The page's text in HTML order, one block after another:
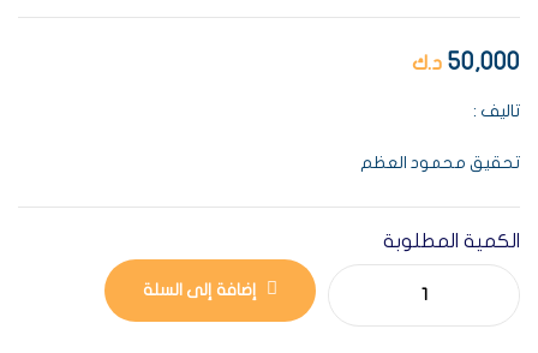
50,000 د.ك
تاليف :
تحقيق محمود العظم
الكمية المطلوبة
إضافة إلى السلة